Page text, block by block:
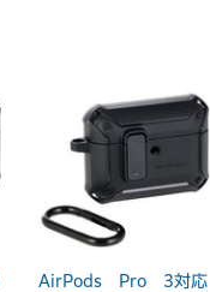
AirPods Pro 3対応